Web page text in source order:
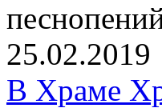
25.02.2019
В Храме